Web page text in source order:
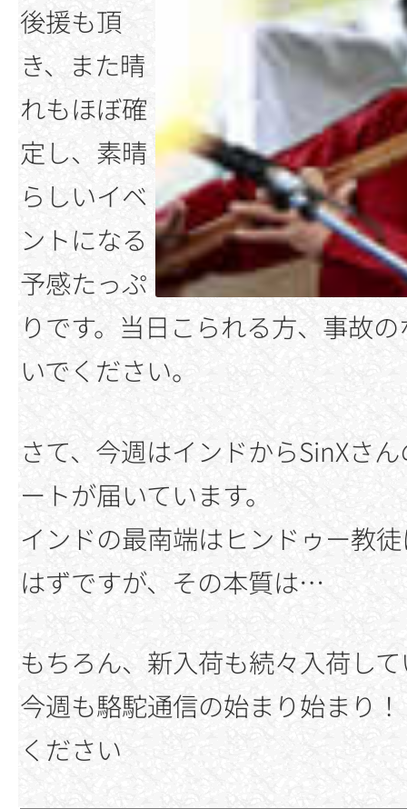
後援も頂
き、また晴
れもほぼ確
定し、素晴
らしいイベ
ントになる
予感たっぷ
りです。当日こられる方、事故
いでください。
さて、今週はインドからSinXさ
ートが届いています。
インドの最南端はヒンドゥー教
はずですが、その本質は…
もちろん、新入荷も続々入荷し
今週も駱駝通信の始まり始まり
ください